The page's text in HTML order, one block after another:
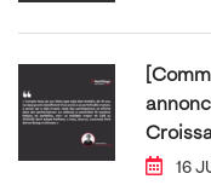
16